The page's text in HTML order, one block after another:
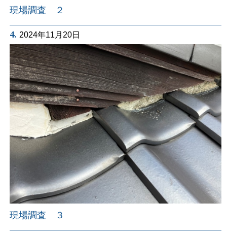
現場調査 ２
4. 2024年11月20日
現場調査 ３